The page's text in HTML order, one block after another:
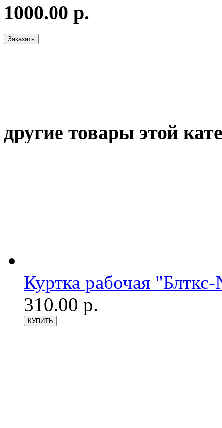
1000.00 р.
другие товары этой
Куртка рабочая
310.00 р.